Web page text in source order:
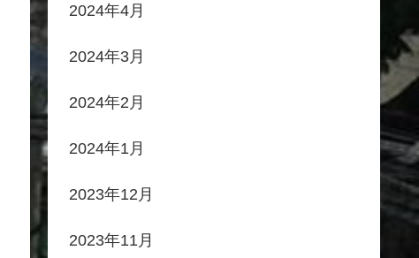
2024年4月
2024年3月
2024年2月
2024年1月
2023年12月
2023年11月